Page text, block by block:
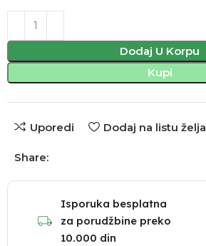
Dodaj U Korpu
Kupi
Uporedi Dodaj na listu želja
Share:
Isporuka besplatna
za porudžbine preko
10.000 din